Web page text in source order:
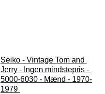
Seiko - Vintage Tom and
Jerry - Ingen mindstepris -
5000-6030 - Mænd - 1970-
1979